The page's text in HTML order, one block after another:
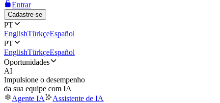
Entrar
Cadastre-se
PT
EnglishTürkçeEspañol
PT
EnglishTürkçeEspañol
Oportunidades
AI
Impulsione o desempenho
da sua equipe com IA
Agente IA
Assistente de IA